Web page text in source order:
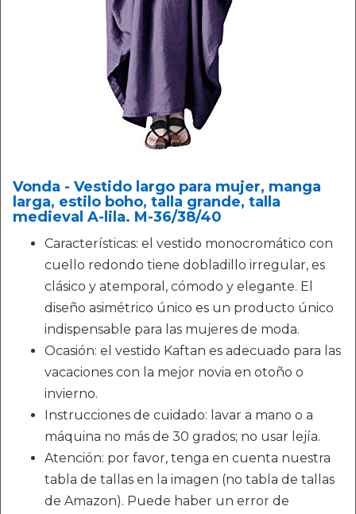
Vonda - Vestido largo para mujer, manga
larga, estilo boho, talla grande, talla
medieval A-lila. M-36/38/40
Características: el vestido monocromático con
cuello redondo tiene dobladillo irregular, es
clásico y atemporal, cómodo y elegante. El
diseño asimétrico único es un producto único
indispensable para las mujeres de moda.
Ocasión: el vestido Kaftan es adecuado para las
vacaciones con la mejor novia en otoño o
invierno.
Instrucciones de cuidado: lavar a mano o a
máquina no más de 30 grados; no usar lejía.
Atención: por favor, tenga en cuenta nuestra
tabla de tallas en la imagen (no tabla de tallas
de Amazon). Puede haber un error de